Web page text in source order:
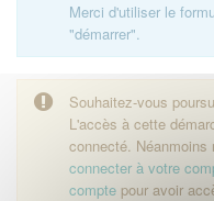
Merci d'utiliser le
"démarrer".
Souhaitez-vous
L'accès à cette
connecté.
connecter à votre
compte pour avoir